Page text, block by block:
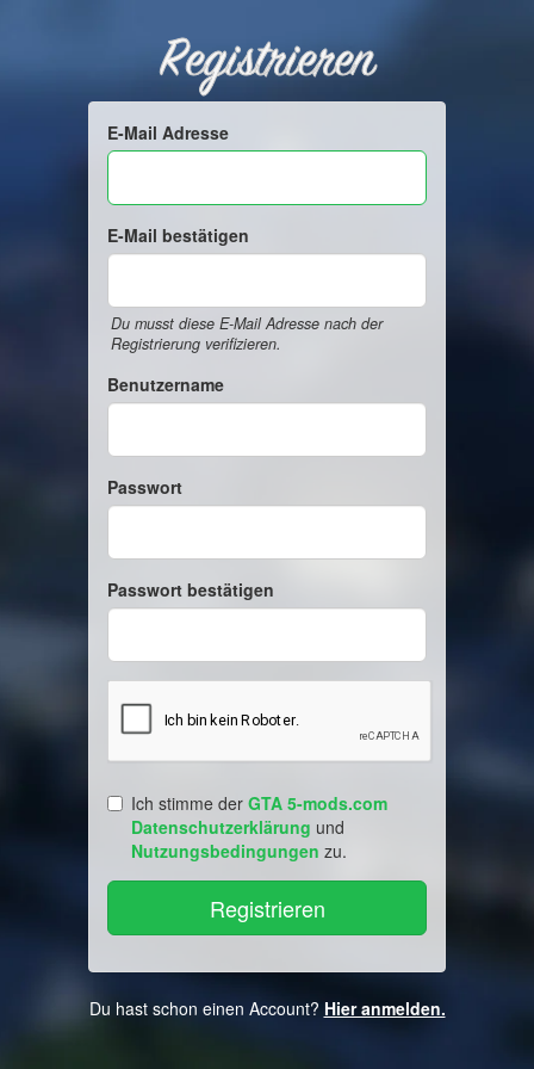
Registrieren
E-Mail Adresse
E-Mail bestätigen
Du musst diese E-Mail Adresse nach der
Registrierung verifizieren.
Benutzername
Passwort
Passwort bestätigen
Ich stimme der GTA 5-mods.com
Datenschutzerklärung und
Nutzungsbedingungen zu.
Du hast schon einen Account? Hier anmelden.